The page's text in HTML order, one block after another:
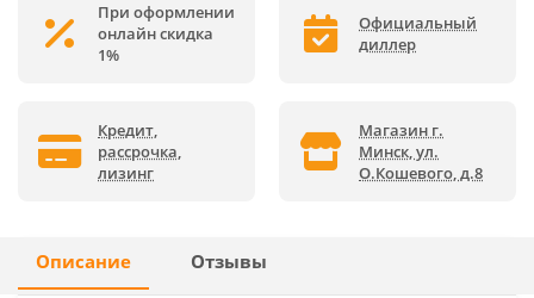
При оформлении
онлайн скидка
1%
Официальный
диллер
Кредит,
рассрочка,
лизинг
Магазин г.
Минск, ул.
О.Кошевого, д.8
Описание Отзывы